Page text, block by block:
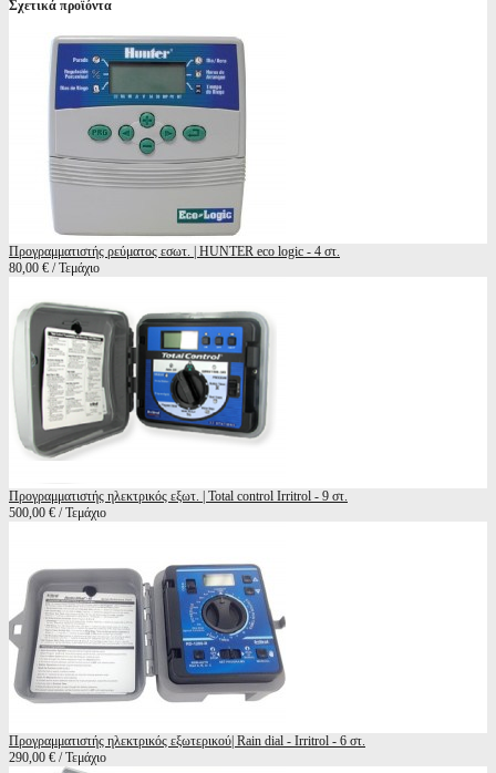
Σχετικά προϊόντα
Προγραμματιστής ρεύματος εσωτ. | HUNTER eco logic - 4 στ.
80,00 € / Τεμάχιο
Προγραμματιστής ηλεκτρικός εξωτ. | Total control Irritrol - 9 στ.
500,00 € / Τεμάχιο
Προγραμματιστής ηλεκτρικός εξωτερικού| Rain dial - Irritrol - 6 στ.
290,00 € / Τεμάχιο